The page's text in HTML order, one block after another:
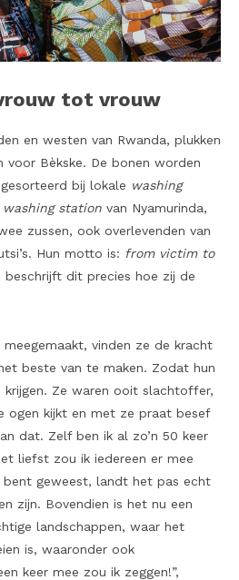
tot vrouw
en westen van Rwanda, plukken
voor Bèkske. De bonen worden
bij lokale washing
washing station van Nyamurinda,
zussen, ook overlevenden van
Hun motto is: from victim to
beschrijft dit precies hoe zij de
vinden ze de kracht
beste van te maken. Zodat hun
krijgen. Ze waren ooit slachtoffer,
ogen kijkt en met ze praat besef
dat. Zelf ben ik al zo’n 50 keer
liefst zou ik iedereen er mee
bent geweest, landt het pas echt
zijn. Bovendien is het nu een
landschappen, waar het
is, waaronder ook
keer mee zou ik zeggen!”,